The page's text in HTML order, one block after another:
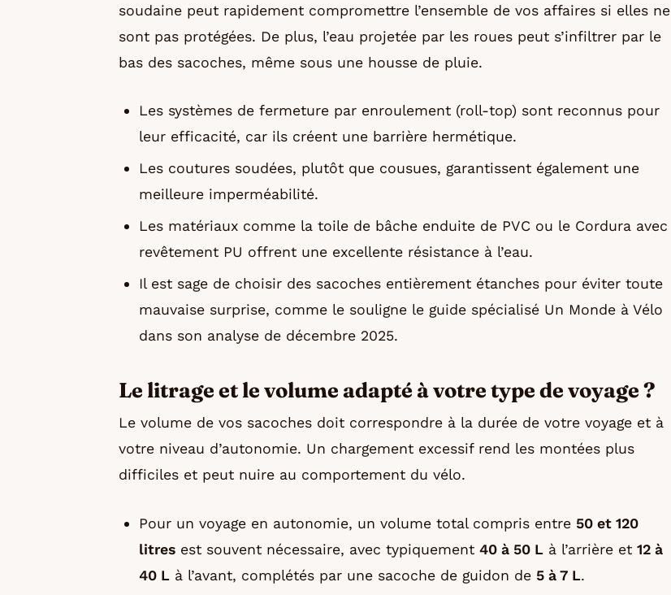
soudaine peut rapidement compromettre l’ensemble de vos affaires si elles ne
sont pas protégées. De plus, l’eau projetée par les roues peut s’infiltrer par le
bas des sacoches, même sous une housse de pluie.
Les systèmes de fermeture par enroulement (roll-top) sont reconnus pour
leur efficacité, car ils créent une barrière hermétique.
Les coutures soudées, plutôt que cousues, garantissent également une
meilleure imperméabilité.
Les matériaux comme la toile de bâche enduite de PVC ou le Cordura avec
revêtement PU offrent une excellente résistance à l’eau.
Il est sage de choisir des sacoches entièrement étanches pour éviter toute
mauvaise surprise, comme le souligne le guide spécialisé Un Monde à Vélo
dans son analyse de décembre 2025.
Le litrage et le volume adapté à votre type de voyage ?
Le volume de vos sacoches doit correspondre à la durée de votre voyage et à
votre niveau d’autonomie. Un chargement excessif rend les montées plus
difficiles et peut nuire au comportement du vélo.
Pour un voyage en autonomie, un volume total compris entre 50 et 120
litresest souvent nécessaire, avec typiquement 40 à 50 Là l’arrière et 12 à
40 Là l’avant, complétés par une sacoche de guidon de 5 à 7 L.